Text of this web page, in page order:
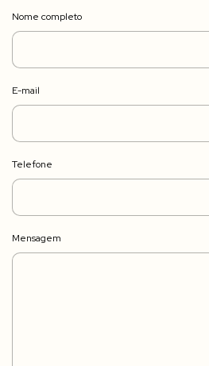
Nome completo
E-mail
Telefone
Mensagem